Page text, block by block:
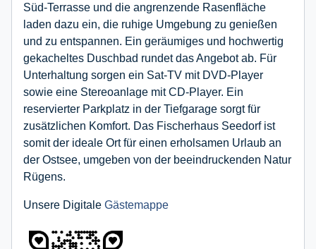
Süd-Terrasse und die angrenzende Rasenfläche
laden dazu ein, die ruhige Umgebung zu genießen
und zu entspannen. Ein geräumiges und hochwertig
gekacheltes Duschbad rundet das Angebot ab. Für
Unterhaltung sorgen ein Sat-TV mit DVD-Player
sowie eine Stereoanlage mit CD-Player. Ein
reservierter Parkplatz in der Tiefgarage sorgt für
zusätzlichen Komfort. Das Fischerhaus Seedorf ist
somit der ideale Ort für einen erholsamen Urlaub an
der Ostsee, umgeben von der beeindruckenden Natur
Rügens.
Unsere Digitale Gästemappe